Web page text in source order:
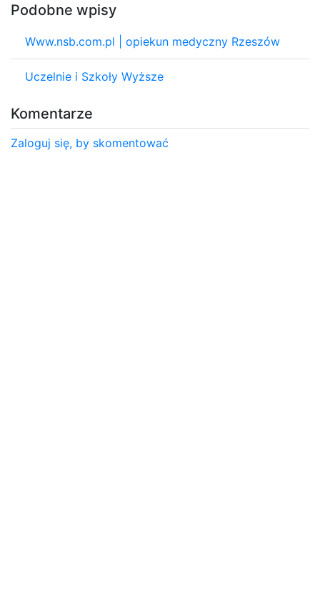
Podobne wpisy
Www.nsb.com.pl | opiekun medyczny Rzeszów
Uczelnie i Szkoły Wyższe
Komentarze
Zaloguj się, by skomentować